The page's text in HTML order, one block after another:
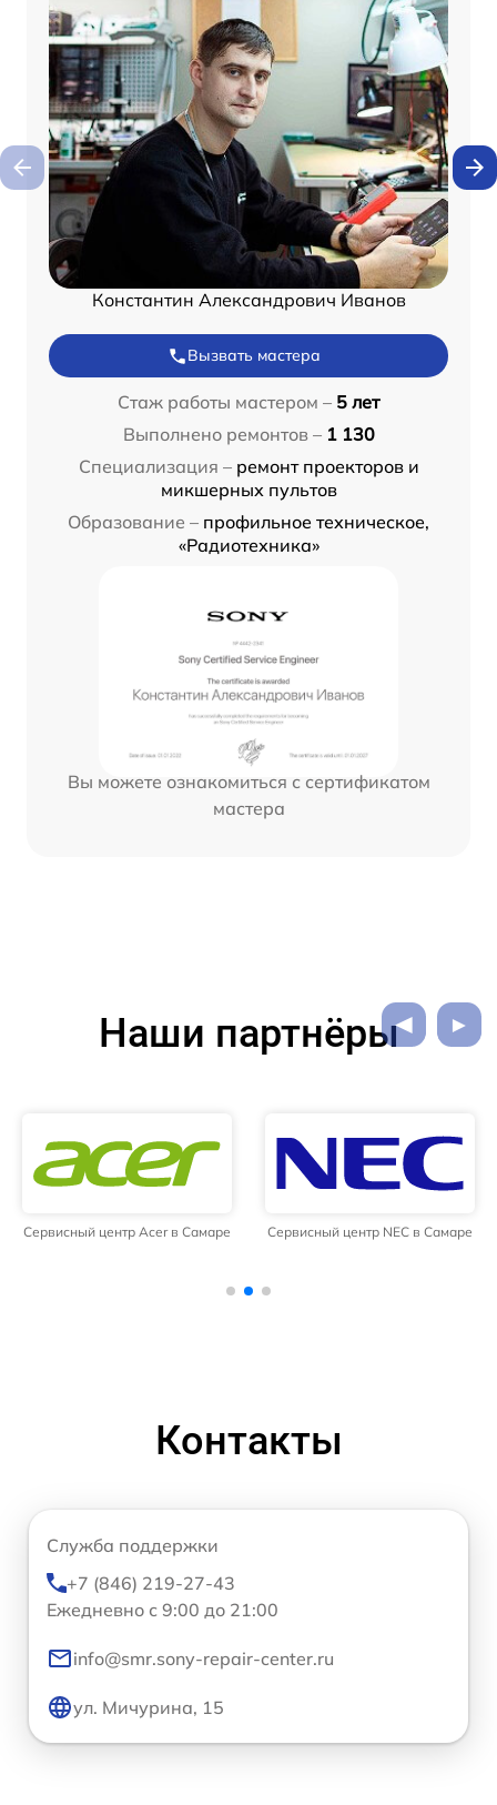
Константин Александрович Иванов
Вызвать мастера
Стаж работы мастером – 5 лет
Выполнено ремонтов – 1 130
Специализация – ремонт проекторов и
микшерных пультов
Образование – профильное техническое,
«Радиотехника»
Вы можете ознакомиться с сертификатом
мастера
Наши партнёры
Сервисный центр Acer в Самаре Сервисный центр NEC в Самаре
Контакты
Служба поддержки
+7 (846) 219-27-43
Ежедневно с 9:00 до 21:00
info@smr.sony-repair-center.ru
ул. Мичурина, 15